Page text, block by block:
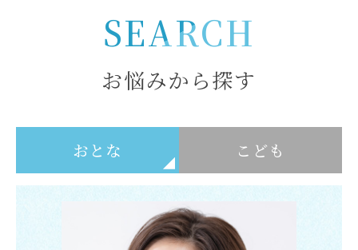
SEARCH
お悩みから探す
おとな こども